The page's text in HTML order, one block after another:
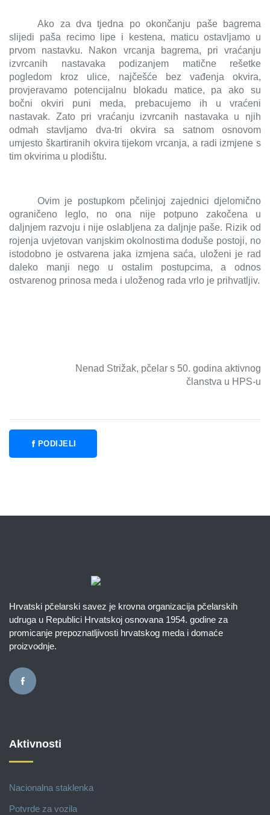
Ako za dva tjedna po okončanju paše bagrema
slijedi paša recimo lipe i kestena, maticu ostavljamo u
prvom nastavku. Nakon vrcanja bagrema, pri vraćanju
izvrcanih nastavaka podizanjem matične rešetke
pogledom kroz ulice, najčešće bez vađenja okvira,
provjeravamo potencijalnu blokadu matice, pa ako su
bočni okviri puni meda, prebacujemo ih u vraćeni
nastavak. Zato pri vraćanju izvrcanih nastavaka u njih
odmah stavljamo dva-tri okvira sa satnom osnovom
umjesto škartiranih okvira tijekom vrcanja, a radi izmjene s
tim okvirima u plodištu.
Ovim je postupkom pčelinjoj zajednici djelomično
ograničeno leglo, no ona nije potpuno zakočena u
daljnjem razvoju i nije oslabljena za daljnje paše. Rizik od
rojenja uvjetovan vanjskim okolnostima doduše postoji, no
istodobno je ostvarena jaka izmjena saća, uloženi je rad
daleko manji nego u ostalim postupcima, a odnos
ostvarenog prinosa meda i uloženog rada vrlo je prihvatljiv.
Nenad Strižak, pčelar s 50. godina aktivnog
članstva u HPS-u
PODIJELI
Hrvatski pčelarski savez je krovna organizacija pčelarskih
udruga u Republici Hrvatskoj osnovana 1954. godine za
promicanje prepoznatljivosti hrvatskog meda i domaće
proizvodnje.
Aktivnosti
Nacionalna staklenka
Potvrde za vozila